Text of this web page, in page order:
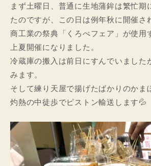
まず土曜日、普通に生地蒲鉾は繁忙期
たのですが、この日は例年秋に開催さ
商工業の祭典「くろべフェア」が使用
上夏開催になりました。
冷蔵庫の搬入は前日にすんでいました
みます。
そして練り天屋で揚げたばかりのかま
灼熱の中徒歩でピストン輸送します💦